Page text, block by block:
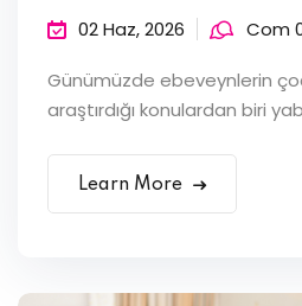
02 Haz, 2026 Com
Günümüzde ebeveynlerin
araştırdığı konulardan biri
Learn More